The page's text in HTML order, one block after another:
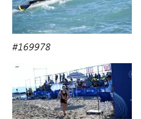
#169978